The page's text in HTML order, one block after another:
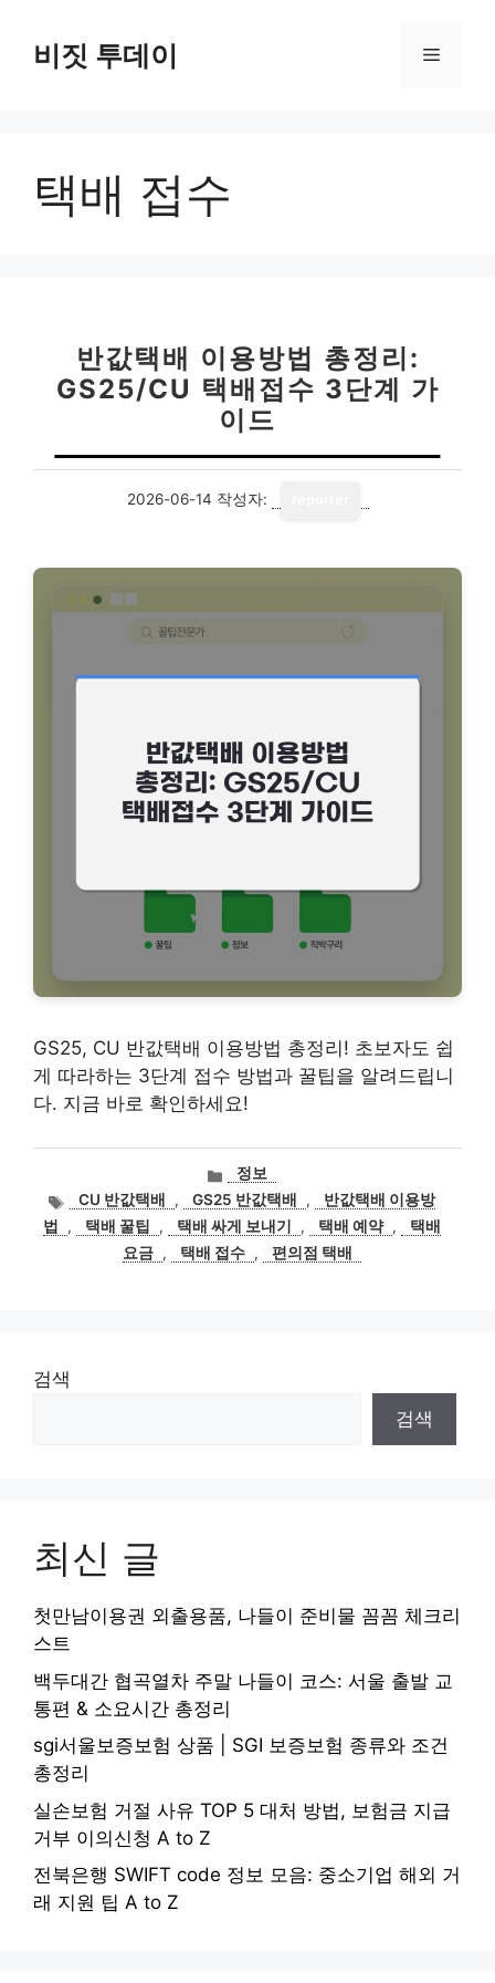
비짓 투데이 메
택배 접수
반값택배 이용방법 총정리:
GS25/CU 택배접수 3단계 가
이드
2026-06-14 작성자:
GS25, CU 반값택배 이용방법 총정리! 초보자도 쉽
게 따라하는 3단계 접수 방법과 꿀팁을 알려드립니
다. 지금 바로 확인하세요!
카
테
고
리
정보
태CU 반값택배 , GS25 반값택배 ,
반값택배 이용방
법
, 택배 꿀팁 , 택배 싸게 보내기 , 택배 예약 ,
택배
요금 , 택배 접수 , 편의점 택배
검색
검색
최신 글
첫만남이용권 외출용품, 나들이 준비물 꼼꼼 체크리
스트
백두대간 협곡열차 주말 나들이 코스: 서울 출발 교
통편 & 소요시간 총정리
sgi서울보증보험 상품 | SGI 보증보험 종류와 조건
총정리
실손보험 거절 사유 TOP 5 대처 방법, 보험금 지급
거부 이의신청 A to Z
전북은행 SWIFT code 정보 모음: 중소기업 해외 거
래 지원 팁 A to Z